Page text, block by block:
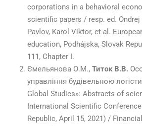
corporations in a behavioral
scientific papers / resp. ed.
Pavlov, Karol Viktor, et al.
education, Podhájska, Slovak
111, Chapter I.
Ємельянова О.М., Титок В.В.
управління будівельною
Global Studies»: Abstracts of
International Scientific
Republic, April 15, 2021) /